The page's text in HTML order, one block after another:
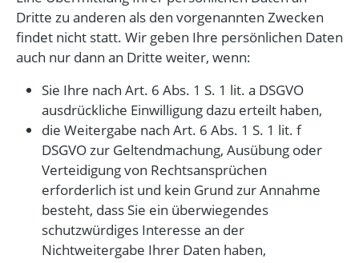
Dritte zu anderen als den vorgenannten Zwecken
findet nicht statt. Wir geben Ihre persönlichen Daten
auch nur dann an Dritte weiter, wenn:
Sie Ihre nach Art. 6 Abs. 1 S. 1 lit. a DSGVO
ausdrückliche Einwilligung dazu erteilt haben,
die Weitergabe nach Art. 6 Abs. 1 S. 1 lit. f
DSGVO zur Geltendmachung, Ausübung oder
Verteidigung von Rechtsansprüchen
erforderlich ist und kein Grund zur Annahme
besteht, dass Sie ein überwiegendes
schutzwürdiges Interesse an der
Nichtweitergabe Ihrer Daten haben,